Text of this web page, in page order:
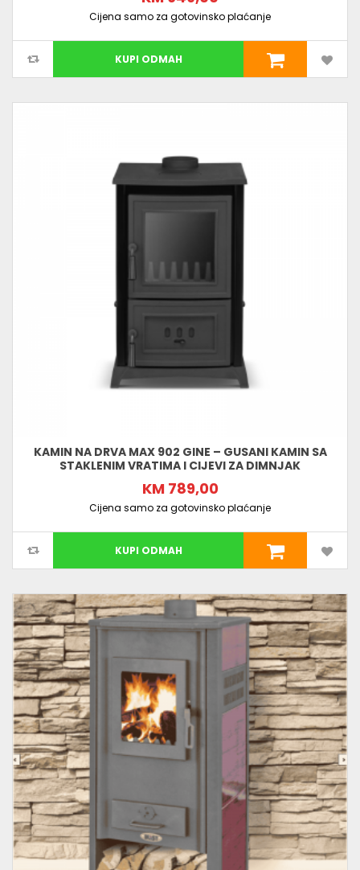
Cijena samo za gotovinsko plaćanje
KUPI ODMAH
KAMIN NA DRVA MAX 902 GINE – GUSANI KAMIN SA
STAKLENIM VRATIMA I CIJEVI ZA DIMNJAK
KM 789,00
Cijena samo za gotovinsko plaćanje
KUPI ODMAH